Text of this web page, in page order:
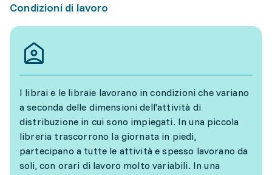
Condizioni di lavoro
I librai e le libraie lavorano in condizioni che variano
a seconda delle dimensioni dell'attività di
distribuzione in cui sono impiegati. In una piccola
libreria trascorrono la giornata in piedi,
partecipano a tutte le attività e spesso lavorano da
soli, con orari di lavoro molto variabili. In una